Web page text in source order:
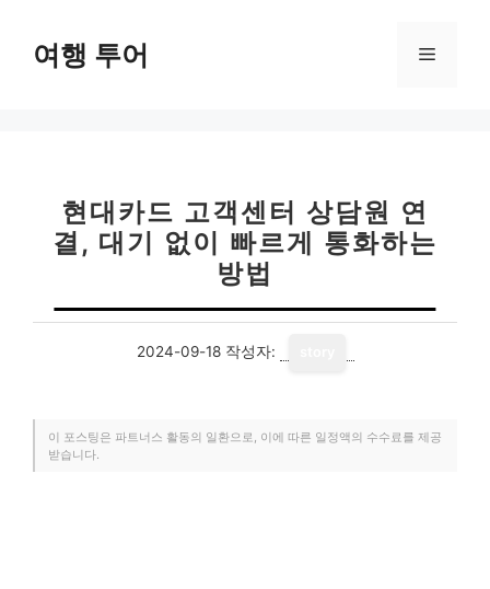
여행 투어 메
현대카드 고객센터 상담원 연
결, 대기 없이 빠르게 통화하는
방법
2024-09-18 작성자:
이 포스팅은 파트너스 활동의 일환으로, 이에 따른 일정액의 수수료를 제공
받습니다.